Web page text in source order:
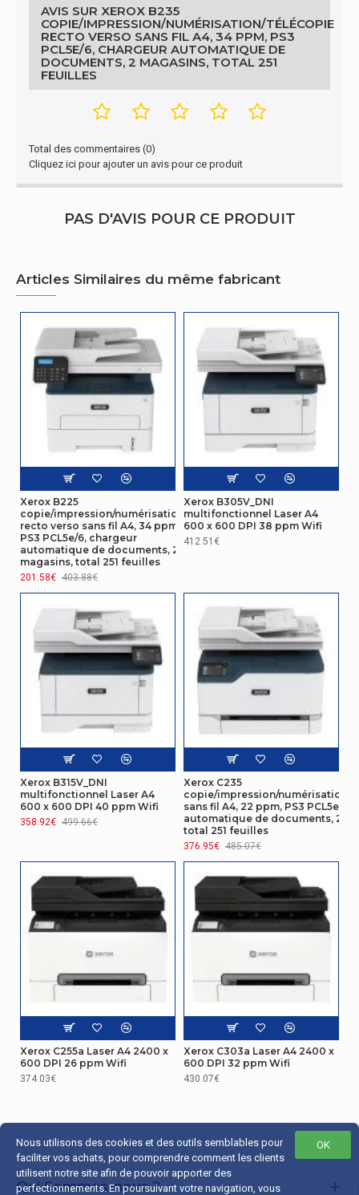
Écran
Écran integré Oui
Caractéristiques
Laser
Cartouche
d'impression,
couleurs
caractéristiques
(Maximum)
Port USB Oui
Autres caractéristiques
B235
copie/impression/numérisation/télécopie
recto verso sans fil A4, 34 ppm, PS3 PCL5e/6,
magasins, total 251 feuilles
Numérisation
Numérisation
recto verso
Oui
Vitesse d'impression
Vitesse
d'impression
(noir, qualité
normale,
36 ppm
maximale
600 x 600 DPI
Fonction
d'impression
de livret
noire
Fonction
Impression N
en 1
Oui
Performance
Connecteur
USB Type-A / USB Type-B
Autres caractéristiques
Ethernet/LAN
Capacité du
chargeur
automatique
de documents
50 feuilles
AVIS SUR XEROX B235
COPIE/IMPRESSION/NUMÉRISATION/TÉLÉCOPIE
RECTO VERSO SANS FIL A4, 34 PPM, PS3
PCL5E/6, CHARGEUR AUTOMATIQUE DE
DOCUMENTS, 2 MAGASINS, TOTAL 251
FEUILLES
Total des commentaires (0)
Cliquez ici pour ajouter un avis pour ce produit
PAS D'AVIS POUR CE PRODUIT
Articles Similaires du même fabricant
Xerox B225
copie/impression/numérisation
recto verso sans fil A4, 34 ppm,
PS3 PCL5e/6, chargeur
automatique de documents, 2
magasins, total 251 feuilles
201.58€ 403.88€
Xerox B305V_DNI
multifonctionnel Laser A4
600 x 600 DPI 38 ppm Wifi
412.51€
Xerox B315V_DNI
multifonctionnel Laser A4
600 x 600 DPI 40 ppm Wifi
358.92€ 499.66€
Xerox C235
copie/impression/numérisation/
sans fil A4, 22 ppm, PS3 PCL5e/6,
automatique de documents, 2
total 251 feuilles
376.95€ 485.07€
Xerox C255a Laser A4 2400 x
600 DPI 26 ppm Wifi
374.03€
Xerox C303a Laser A4 2400 x
600 DPI 32 ppm Wifi
430.07€
Qui Sommes-nous ?
OK
Nous utilisons des cookies et des outils semblables pour
faciliter vos achats, pour comprendre comment les clients
utilisent notre site afin de pouvoir apporter des
perfectionnements. En poursuivant votre navigation, vous